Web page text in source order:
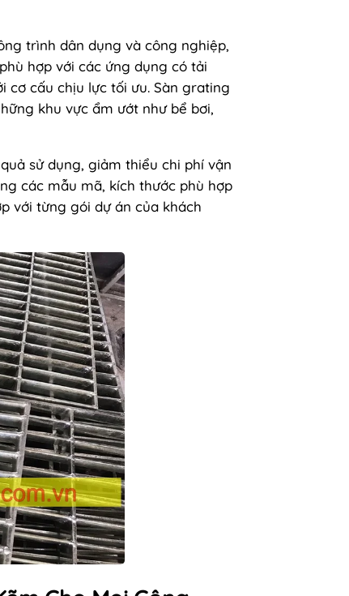
trình dân dụng và công nghiệp,
phù hợp với các ứng dụng có tải
cơ cấu chịu lực tối ưu. Sàn grating
khu vực ẩm ướt như bể bơi,
sử dụng, giảm thiểu chi phí vận
các mẫu mã, kích thước phù hợp
với từng gói dự án của khách